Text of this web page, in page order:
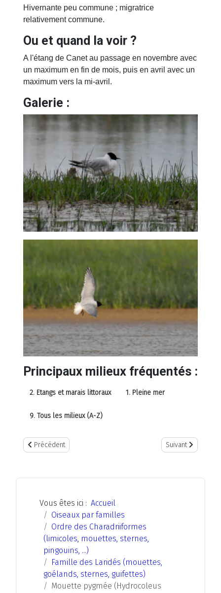
Hivernante peu commune ; migratrice
relativement commune.
Ou et quand la voir ?
A l'étang de Canet au passage en novembre avec
un maximum en fin de mois, puis en avril avec un
maximum vers la mi-avril.
Galerie :
Principaux milieux fréquentés :
2. Etangs et marais littoraux 1. Pleine mer
9. Tous les milieux (A-Z)
Article précédent : Mouette mélanocéphale (Larus
Précédent Article suivant :
Suivant
Vous êtes ici : Accueil
Oiseaux par familles
Ordre des Charadriiformes
(limicoles, mouettes, sternes,
pingouins, ...)
Famille des Laridés (mouettes,
goélands, sternes, guifettes)
Mouette pygmée (Hydrocoleus